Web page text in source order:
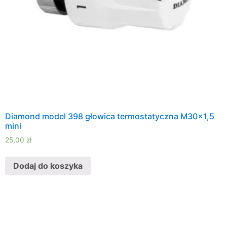
Diamond model 398 głowica termostatyczna M30x1,5
mini
25,00 zł
Dodaj do koszyka